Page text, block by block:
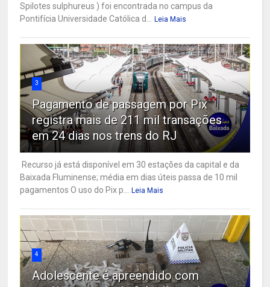
Spilotes sulphureus ) foi encontrada no campus da
Pontifícia Universidade Católica d...
Leia Mais
3
Pagamento de passagem por Pix
registra mais de 211 mil transações
em 24 dias nos trens do RJ
Recurso já está disponível em 30 estações da capital e da
Baixada Fluminense; média em dias úteis passa de 10 mil
pagamentos O uso do Pix p...
Leia Mais
4
Adolescente é apreendido com